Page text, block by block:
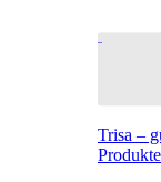
Trisa –